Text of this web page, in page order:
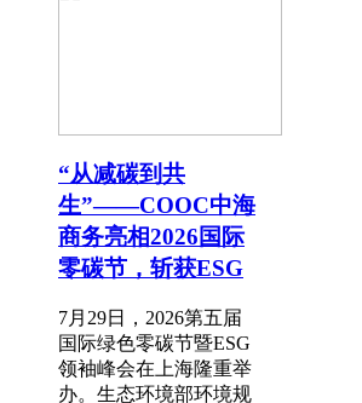
“从减碳到共
生”——COOC中海
商务亮相2026国际
零碳节，斩获ESG
7月29日，2026第五届
国际绿色零碳节暨ESG
领袖峰会在上海隆重举
办。生态环境部环境规